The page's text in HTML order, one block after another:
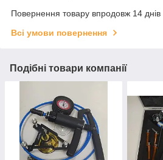
Повернення товару впродовж 14 днів
Всі умови повернення
Подібні товари компанії